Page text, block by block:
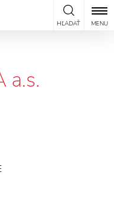
HĽADAŤ MENU
a.s.